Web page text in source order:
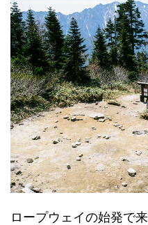
ロープウェイの始発で